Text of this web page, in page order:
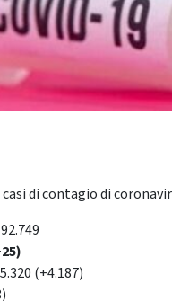
di contagio di
(+4.187)